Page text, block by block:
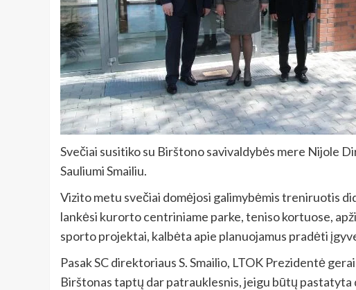
Svečiai susitiko su Birštono savivaldybės mere Nijole
Sauliumi Smailiu.
Vizito metu svečiai domėjosi galimybėmis treniruotis
lankėsi kurorto centriniame parke, teniso kortuose,
sporto projektai, kalbėta apie planuojamus pradėti
Pasak SC direktoriaus S. Smailio, LTOK Prezidentė
Birštonas taptų dar patrauklesnis, jeigu būtų